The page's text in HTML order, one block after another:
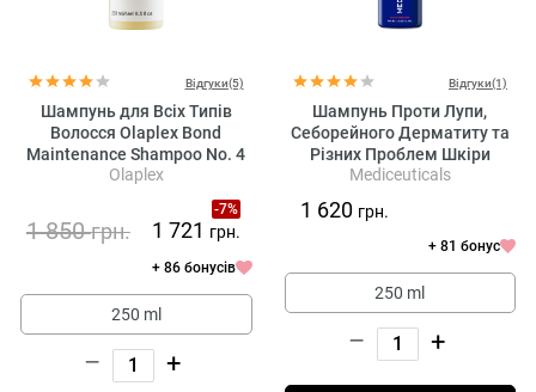
Відгуки(5)
Шампунь для Всіх Типів
Волосся Olaplex Bond
Maintenance Shampoo No. 4
Olaplex
-7%
1 850грн. 1 721 грн.
+ 86 бонусів
250 ml
– +
Відгуки(1)
Шампунь Проти Лупи,
Себорейного Дерматиту та
Різних Проблем Шкіри
Голови Mediceuticals X-
Mediceuticals
1 620 грн.
+ 81 бонус
250 ml
– +